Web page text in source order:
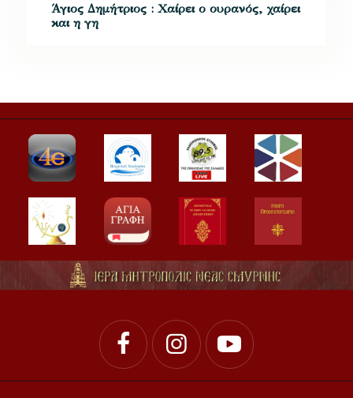
Άγιος Δημήτριος : Χαίρει ο ουρανός, χαίρει
και η γη